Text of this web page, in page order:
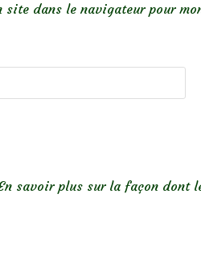
site dans le navigateur pour
savoir plus sur la façon dont